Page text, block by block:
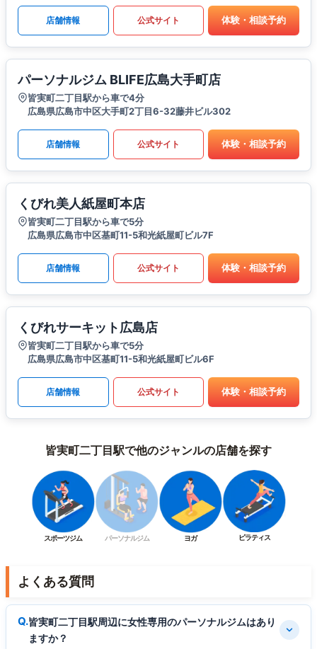
店舗情報 公式サイト 体験・相談予約
パーソナルジム BLIFE広島大手町店
皆実町二丁目駅から車で4分
広島県広島市中区大手町2丁目6-32藤井ビル302
店舗情報 公式サイト 体験・相談予約
くびれ美人紙屋町本店
皆実町二丁目駅から車で5分
広島県広島市中区基町11-5和光紙屋町ビル7F
店舗情報 公式サイト 体験・相談予約
くびれサーキット広島店
皆実町二丁目駅から車で5分
広島県広島市中区基町11-5和光紙屋町ビル6F
店舗情報 公式サイト 体験・相談予約
皆実町二丁目駅で他のジャンルの店舗を探す
スポーツジム パーソナルジム ヨガ ピラティス
よくある質問
皆実町二丁目駅周辺に女性専用のパーソナルジムはあり
ますか？